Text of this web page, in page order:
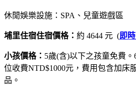
休閒娛樂設施：SPA、兒童遊戲區
埔里住宿住宿價格： 約 4644 元 (即
小孩價格： 5歲(含)以下之孩童免費
位收費NTD$1000元，費用包含加床
品。